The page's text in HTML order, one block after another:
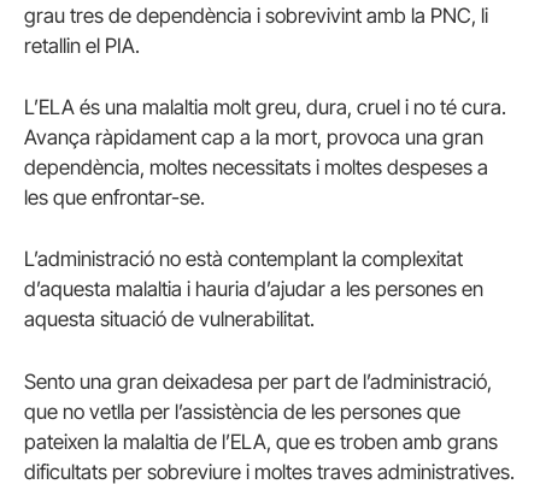
grau tres de dependència i sobrevivint amb la PNC, li
retallin el PIA.
L’ELA és una malaltia molt greu, dura, cruel i no té cura.
Avança ràpidament cap a la mort, provoca una gran
dependència, moltes necessitats i moltes despeses a
les que enfrontar-se.
L’administració no està contemplant la complexitat
d’aquesta malaltia i hauria d’ajudar a les persones en
aquesta situació de vulnerabilitat.
Sento una gran deixadesa per part de l’administració,
que no vetlla per l’assistència de les persones que
pateixen la malaltia de l’ELA, que es troben amb grans
dificultats per sobreviure i moltes traves administratives.